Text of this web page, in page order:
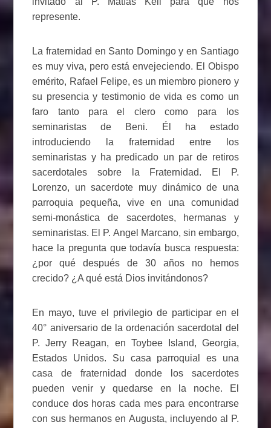
represente.
La fraternidad en Santo Domingo y en Santiago
es muy viva, pero está envejeciendo. El Obispo
emérito, Rafael Felipe, es un miembro pionero y
su presencia y testimonio de vida es como un
faro tanto para el clero como para los
seminaristas de Beni. Él ha estado
introduciendo la fraternidad entre los
seminaristas y ha predicado un par de retiros
sacerdotales sobre la Fraternidad. El P.
Lorenzo, un sacerdote muy dinámico de una
parroquia pequeña, vive en una comunidad
semi-monástica de sacerdotes, hermanas y
seminaristas. El P. Angel Marcano, sin embargo,
hace la pregunta que todavía busca respuesta:
¿por qué después de 30 años no hemos
crecido? ¿A qué está Dios invitándonos?
En mayo, tuve el privilegio de participar en el
40° aniversario de la ordenación sacerdotal del
P. Jerry Reagan, en Toybee Island, Georgia,
Estados Unidos. Su casa parroquial es una
casa de fraternidad donde los sacerdotes
pueden venir y quedarse en la noche. El
conduce dos horas cada mes para encontrarse
con sus hermanos en Augusta, incluyendo al P.